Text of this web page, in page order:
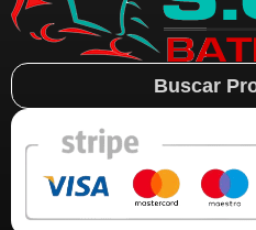
Search
...